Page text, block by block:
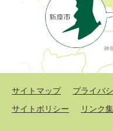
サイトマップ プライバ
サイトポリシー
リンク集